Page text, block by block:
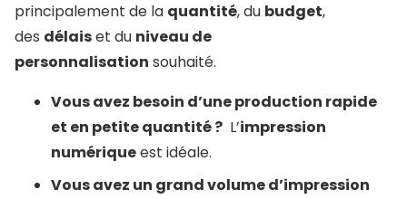
principalement de la quantité, du budget,
des délaiset du niveau de
personnalisation souhaité.
Vous avez besoin d’une production rapide
et en petite quantité ? L’impression
numériqueest idéale.
Vous avez un grand volume d’impression